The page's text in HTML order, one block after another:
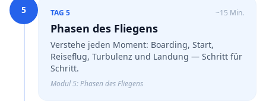
5 TAG 5 ~15 Min.
Phasen des Fliegens
Verstehe jeden Moment: Boarding, Start,
Reiseflug, Turbulenz und Landung — Schritt für
Schritt.
Modul 5: Phasen des Fliegens